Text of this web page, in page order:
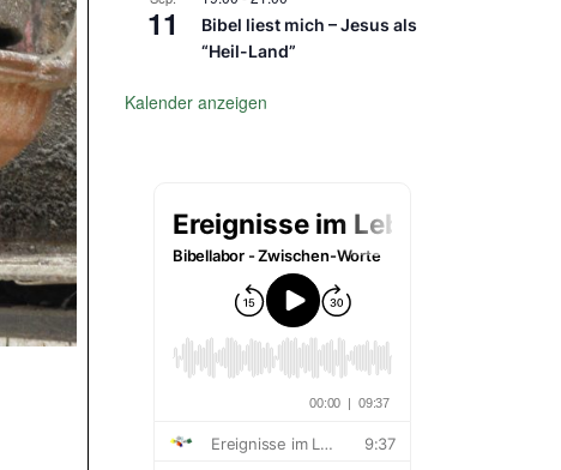
11
Bibel liest mich – Jesus als
“Heil-Land”
Kalender anzeigen